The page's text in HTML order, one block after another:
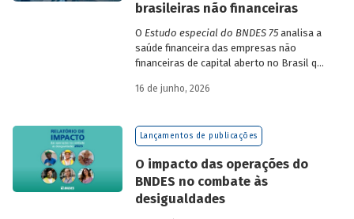
brasileiras não financeiras
O Estudo especial do BNDES 75analisa a
saúde financeira das empresas não
financeiras de capital aberto no Brasil que
valores. Para isso, parte de uma amostra
de finanças e seguros – e de quatro
dimensões: lucratividade, solvência,
16 de junho, 2026
Lançamentos de publicações
O impacto das operações do
BNDES no combate às
desigualdades